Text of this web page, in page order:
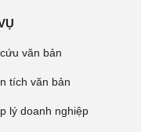
văn bản
tích văn bản
lý doanh nghiệp